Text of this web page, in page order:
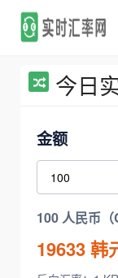
今日
金额
100 人民币
19633韩